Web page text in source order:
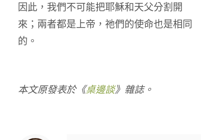
因此，我們不可能把耶穌和天父分割開
來；兩者都是上帝，祂們的使命也是相同
的。
本文原發表於《桌邊談》雜誌。